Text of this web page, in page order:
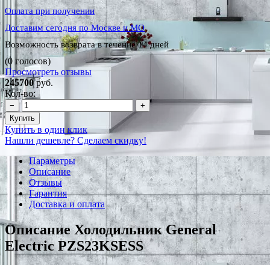
Оплата при получении
Доставим сегодня по Москве и МО
Возможность возврата в течение 14 дней
(0 голосов)
Просмотреть отзывы
245700руб.
Кол-во:
−
+
Купить
Купить в один клик
Нашли дешевле? Сделаем скидку!
Параметры
Описание
Отзывы
Гарантия
Доставка и оплата
Описание Холодильник General
Electric PZS23KSESS